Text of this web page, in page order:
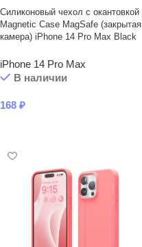
Силиконовый чехол с окантовкой
Magnetic Case MagSafe (закрытая
камера) iPhone 14 Pro Max Black
iPhone 14 Pro Max
В наличии
168 ₽